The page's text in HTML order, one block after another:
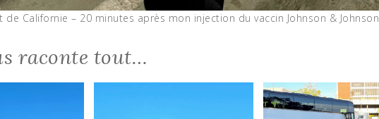
de Californie – 20 minutes après mon injection du vaccin Johnson & Johnson
raconte tout…